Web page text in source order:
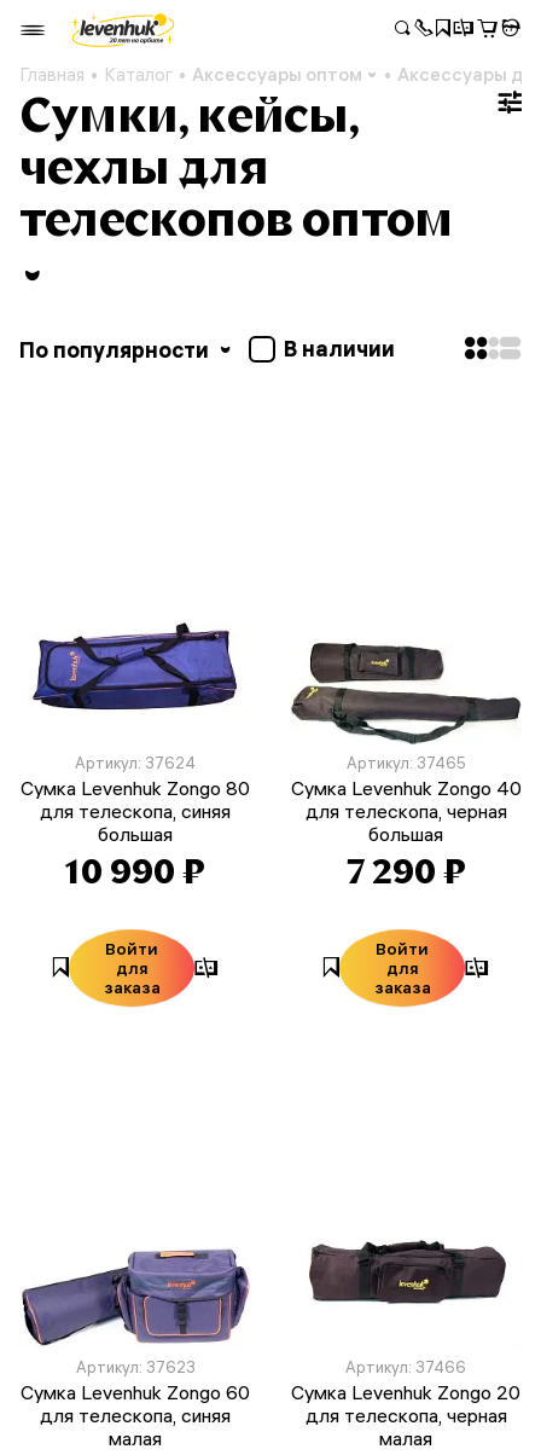
Главная Каталог Аксессуары оптом Аксессуары
Сумки, кейсы,
чехлы для
телескопов оптом
По популярности В наличии
Артикул: 37624
Сумка Levenhuk Zongo 80
для телескопа, синяя
большая
10 990 ₽
Войти
для
заказа
Артикул: 37465
Сумка Levenhuk Zongo 40
для телескопа, черная
большая
7 290 ₽
Войти
для
заказа
Артикул: 37623
Сумка Levenhuk Zongo 60
для телескопа, синяя
малая
Артикул: 37466
Сумка Levenhuk Zongo 20
для телескопа, черная
малая